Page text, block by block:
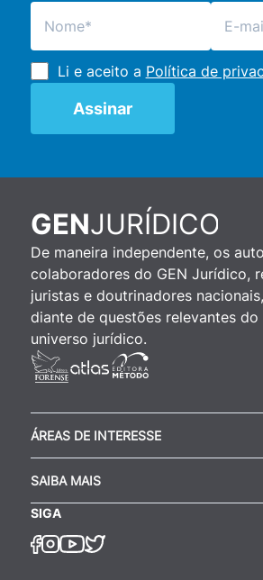
Li e aceito a Política de
GENJURÍDICO
De maneira independente, os
colaboradores do GEN Jurídico,
juristas e doutrinadores
diante de questões relevantes
universo jurídico.
ÁREAS DE INTERESSE
SAIBA MAIS
SIGA